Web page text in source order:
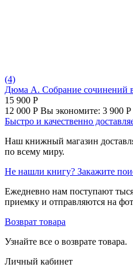
(4)
Дюма А. Собрание сочинений
15 900 Р
12 000 Р Вы экономите: 3 900 Р
Быстро и качественно
Наш книжный магазин
по всему миру.
Не нашли книгу? Закажите
Ежедневно нам поступают
приемку и отправляются на
Возврат товара
Узнайте все о возврате товара.
Личный кабинет